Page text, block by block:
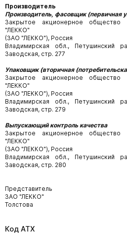
Производитель
Производитель, фасовщик (первичная
Закрытое акционерное общество
"ЛЕККО"
(ЗАО "ЛЕККО"), Россия
Владимирская обл., Петушинский
Заводская, стр. 277
Упаковщик (вторичная
Закрытое акционерное общество
"ЛЕККО"
(ЗАО "ЛЕККО"), Россия
Владимирская обл., Петушинский
Заводская, стр. 279
Выпускающий контроль качества
Закрытое акционерное общество
"ЛЕККО"
(ЗАО "ЛЕККО"), Россия
Владимирская обл., Петушинский
Заводская, стр. 280
Представитель
ЗАО
Толстова
Код АТХ